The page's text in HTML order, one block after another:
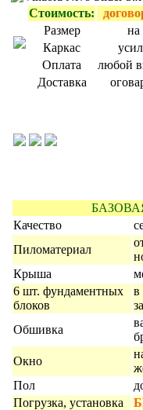
Стоимость:
Размер
на
Каркас
Оплата
любой
Доставка
Качество
Пиломатериал
Крыша
6 шт. фундаментных
блоков
в
Обшивка
Окно
Пол
Погрузка, установка